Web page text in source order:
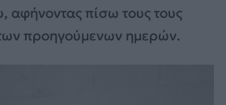
αφήνοντας πίσω τους τους
προηγούμενων ημερών.